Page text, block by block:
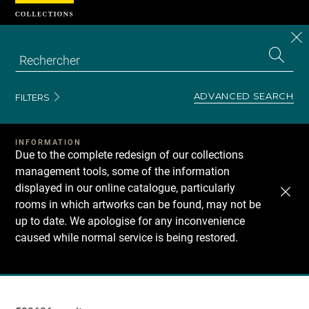
FILTERS ADVANCED SEARCH
INFORMATION
Due to the complete redesign of our collections
management tools, some of the information
displayed in our online catalogue, particularly
rooms in which artworks can be found, may not be
up to date. We apologise for any inconvenience
caused while normal service is being restored.
Recherche
Cookies management panel